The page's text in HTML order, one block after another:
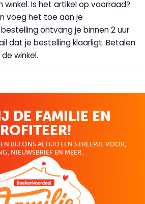
winkel. Is het artikel op voorraad?
voeg het toe aan je
ontvang je binnen 2 uur
dat je bestelling klaarligt. Betalen
winkel.
DE FAMILIE EN
BIJ ONS ALTIJD EEN STREEPJE VOOR;
NIEUWSBRIEF EN MEER..